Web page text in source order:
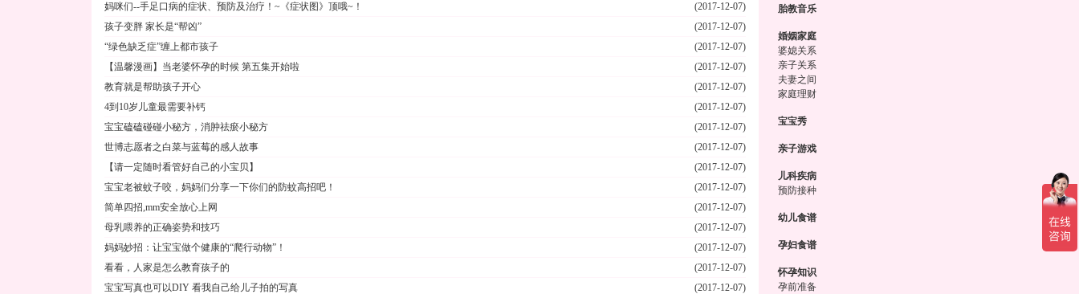
(2017-12-07)
妈咪们--手足口病的症状、预防及治疗！~《症状图》顶哦~！
(2017-12-07)
孩子变胖 家长是“帮凶”
(2017-12-07)
“绿色缺乏症”缠上都市孩子
(2017-12-07)
【温馨漫画】当老婆怀孕的时候 第五集开始啦
(2017-12-07)
教育就是帮助孩子开心
(2017-12-07)
4到10岁儿童最需要补钙
(2017-12-07)
宝宝磕磕碰碰小秘方，消肿祛瘀小秘方
(2017-12-07)
世博志愿者之白菜与蓝莓的感人故事
(2017-12-07)
【请一定随时看管好自己的小宝贝】
(2017-12-07)
宝宝老被蚊子咬，妈妈们分享一下你们的防蚊高招吧！
(2017-12-07)
简单四招,mm安全放心上网
(2017-12-07)
母乳喂养的正确姿势和技巧
(2017-12-07)
妈妈妙招：让宝宝做个健康的“爬行动物”！
(2017-12-07)
看看，人家是怎么教育孩子的
(2017-12-07)
宝宝写真也可以DIY 看我自己给儿子拍的写真
胎教音乐
婚姻家庭
婆媳关系
亲子关系
夫妻之间
家庭理财
宝宝秀
亲子游戏
儿科疾病
预防接种
幼儿食谱
孕妇食谱
怀孕知识
孕前准备